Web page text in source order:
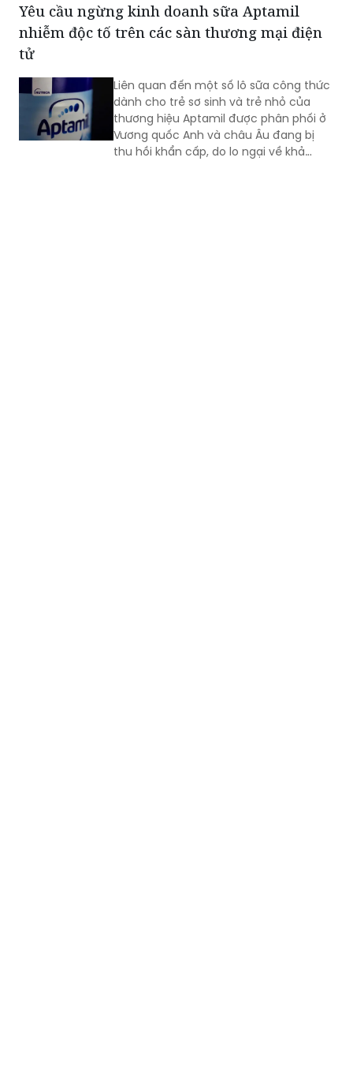
Yêu cầu ngừng kinh doanh sữa Aptamil
nhiễm độc tố trên các sàn thương mại điện
tử
Liên quan đến một số lô sữa công thức
dành cho trẻ sơ sinh và trẻ nhỏ của
thương hiệu Aptamil được phân phối ở
Vương quốc Anh và châu Âu đang bị
thu hồi khẩn cấp, do lo ngại về khả